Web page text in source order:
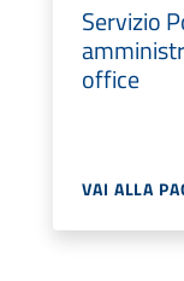
Servizio
office
VAI ALLA